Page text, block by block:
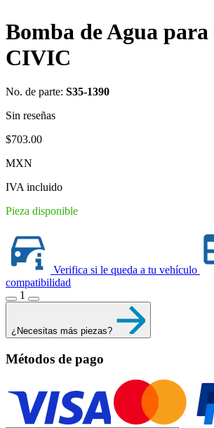
Bomba de Agua
CIVIC
No. de parte: S35-1390
Sin reseñas
$703.00
MXN
IVA incluido
Pieza disponible
Verifica si le queda a tu vehículo
compatibilidad
1
¿Necesitas más piezas?
Métodos de pago